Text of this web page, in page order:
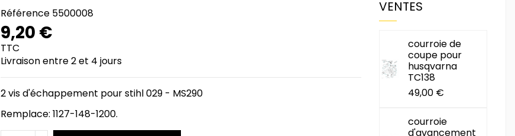
Référence 5500008
9,20 €
TTC
Livraison entre 2 et 4 jours
2 vis d'échappement pour stihl 029 - MS290
Remplace: 1127-148-1200.
VENTES
courroie de
coupe pour
husqvarna
TC138
49,00 €
courroie
d'avancement